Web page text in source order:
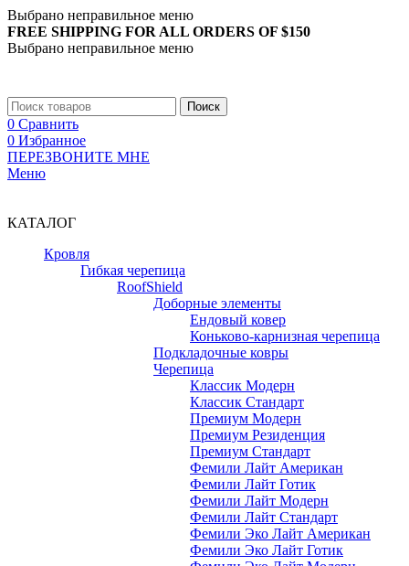
Выбрано неправильное меню
FREE SHIPPING FOR ALL ORDERS OF $150
Выбрано неправильное меню
Поиск
0 Сравнить
0 Избранное
ПЕРЕЗВОНИТЕ МНЕ
Меню
КАТАЛОГ
Кровля
Гибкая черепица
RoofShield
Доборные элементы
Ендовый ковер
Коньково-карнизная черепица
Подкладочные ковры
Черепица
Классик Модерн
Классик Стандарт
Премиум Модерн
Премиум Резиденция
Премиум Стандарт
Фемили Лайт Американ
Фемили Лайт Готик
Фемили Лайт Модерн
Фемили Лайт Стандарт
Фемили Эко Лайт Американ
Фемили Эко Лайт Готик